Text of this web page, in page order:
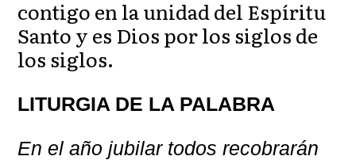
contigo en la unidad del Espíritu
Santo y es Dios por los siglos de
los siglos.
LITURGIA DE LA PALABRA
En el año jubilar todos recobrarán